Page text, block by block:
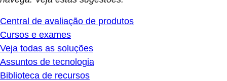
Central de avaliação de produtos
Cursos e exames
Veja todas as soluções
Assuntos de tecnologia
Biblioteca de recursos